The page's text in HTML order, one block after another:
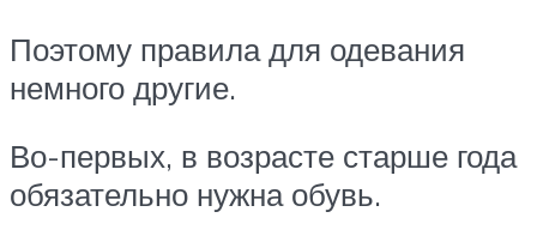
Поэтому правила для одевания
немного другие.
Во-первых, в возрасте старше года
обязательно нужна обувь.